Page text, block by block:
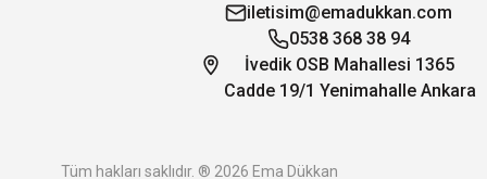
iletisim@emadukkan.com
0538 368 38 94
İvedik OSB Mahallesi 1365
Cadde 19/1 Yenimahalle Ankara
Tüm hakları saklıdır. ® 2026 Ema Dükkan